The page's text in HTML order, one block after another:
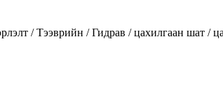
Тээврийн / Гидрав / цахилгаан шат /